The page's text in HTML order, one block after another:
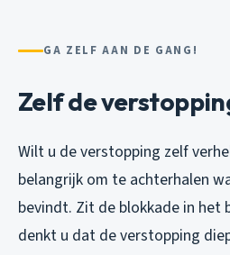
GA ZELF AAN DE GANG!
Zelf de
Wilt u de verstopping zelf
belangrijk om te achterhalen
bevindt. Zit de blokkade in het
denkt u dat de verstopping